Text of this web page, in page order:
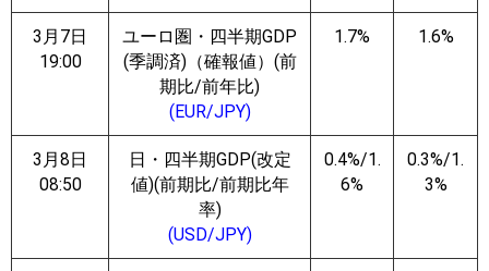
3月7日
19:00
ユーロ圏・四半期GDP
(季調済)（確報値）(前
期比/前年比)
(EUR/JPY)
1.7% 1.6%
3月8日
08:50
日・四半期GDP(改定
値)(前期比/前期比年
率)
(USD/JPY)
0.4%/1.
6%
0.3%/1.
3%